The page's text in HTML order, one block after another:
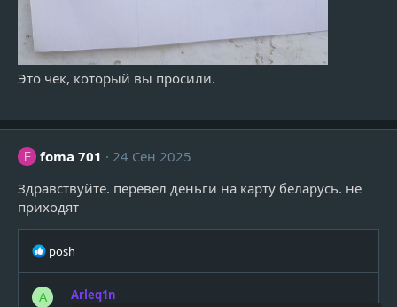
Это чек, который вы просили.
F foma 701
24 Сен 2025
Здравствуйте. перевел деньги на карту беларусь. не
приходят
Р
к
posh
A Arleq1n